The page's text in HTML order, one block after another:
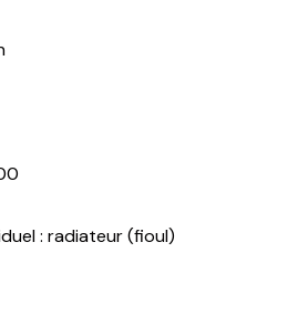
: radiateur (fioul)